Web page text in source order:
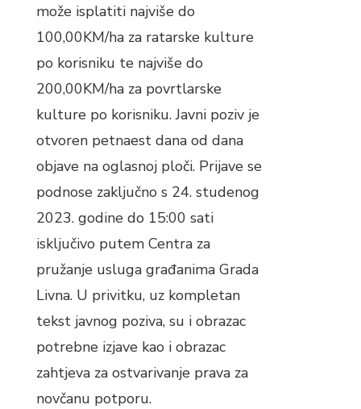
može isplatiti najviše do
100,00KM/ha za ratarske kulture
po korisniku te najviše do
200,00KM/ha za povrtlarske
kulture po korisniku. Javni poziv je
otvoren petnaest dana od dana
objave na oglasnoj ploči. Prijave se
podnose zaključno s 24. studenog
2023. godine do 15:00 sati
isključivo putem Centra za
pružanje usluga građanima Grada
Livna. U privitku, uz kompletan
tekst javnog poziva, su i obrazac
potrebne izjave kao i obrazac
zahtjeva za ostvarivanje prava za
novčanu potporu.